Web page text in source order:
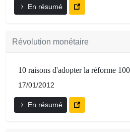
En résumé
Révolution monétaire
10 raisons d'adopter la réforme
17/01/2012
En résumé